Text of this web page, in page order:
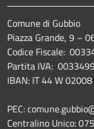
Comune di Gubbio
Piazza Grande, 9 –
Codice Fiscale:
Partita IVA:
IBAN: IT 44 W
PEC:
Centralino Unico: